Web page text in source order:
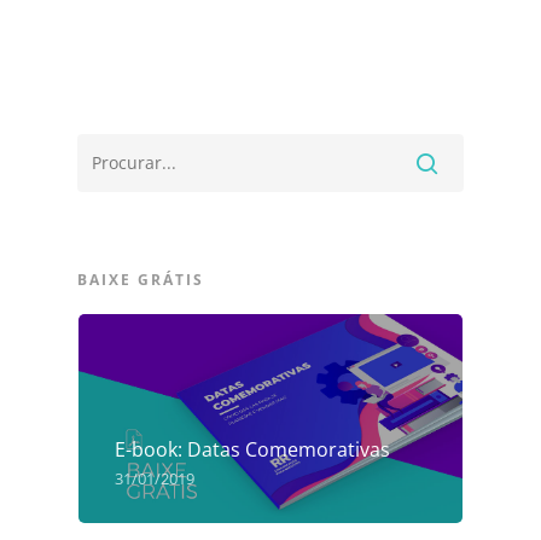
BAIXE GRÁTIS
E-book: Datas Comemorativas
31/01/2019